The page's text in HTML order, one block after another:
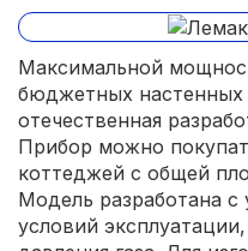
Максимальной
бюджетных настенных
отечественная
Прибор можно
коттеджей с общей
Модель разработана с
условий